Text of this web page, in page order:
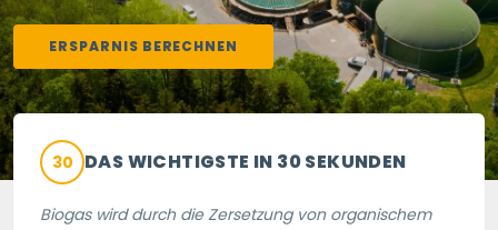
ERSPARNIS BERECHNEN
30 DAS WICHTIGSTE IN 30 SEKUNDEN
Biogas wird durch die Zersetzung von organischem